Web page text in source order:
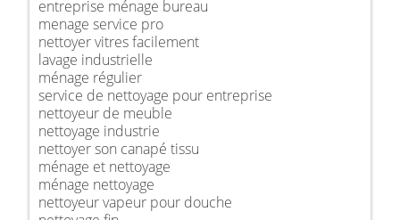
entreprise ménage bureau
menage service pro
nettoyer vitres facilement
lavage industrielle
ménage régulier
service de nettoyage pour entreprise
nettoyeur de meuble
nettoyage industrie
nettoyer son canapé tissu
ménage et nettoyage
ménage nettoyage
nettoyeur vapeur pour douche